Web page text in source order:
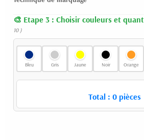
Etape 3 : Choisir couleurs et
10 )
Bleu Gris Jaune Noir Orange
Total : 0pièces